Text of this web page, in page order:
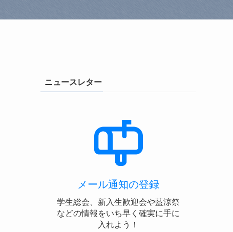
ニュースレター
メール通知の登録
学生総会、新入生歓迎会や藍涼祭
などの情報をいち早く確実に手に
入れよう！